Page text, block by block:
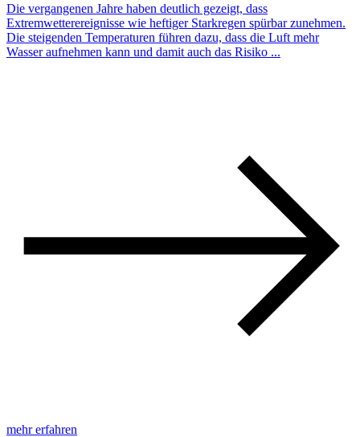
Die vergangenen Jahre haben deutlich gezeigt, dass
Extremwetterereignisse wie heftiger Starkregen spürbar zunehmen.
Die steigenden Temperaturen führen dazu, dass die Luft mehr
Wasser aufnehmen kann und damit auch das Risiko ...
mehr erfahren